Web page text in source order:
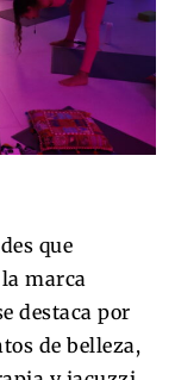
que
marca
destaca por
de belleza,